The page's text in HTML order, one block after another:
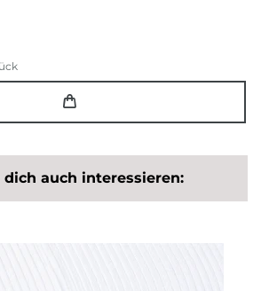
dich auch interessieren: